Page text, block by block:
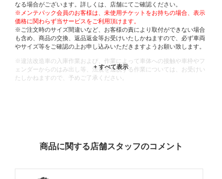
なる場合がございます。詳しくは、店舗にてご確認ください。
※メンテパック会員のお客様は、未使用チケットをお持ちの場合、表示
価格に関わらず当サービスをご利用頂けます。
※ご注文時のサイズ間違いなど、お客様の責により取付ができない場合
も含め、商品の交換、返品返金等お受けいたしかねますので、必ず車両
やサイズ等をご確認の上お申し込みいただきますようお願い致します。
※違法改造車の入庫作業および、作業によって車体への接触や車枠やフ
ェンダーからのはみ出し等、法規を逸脱する作業については、お受けい
たしかねますので、予めご了承ください。
商品に関する店舗スタッフのコメント